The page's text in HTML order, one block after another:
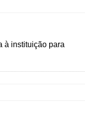
à instituição para